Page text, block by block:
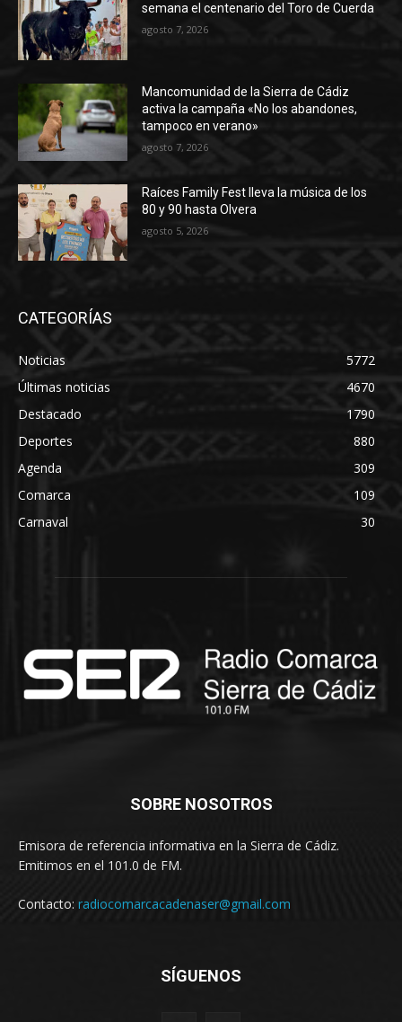
semana el centenario del Toro de Cuerda
agosto 7, 2026
Mancomunidad de la Sierra de Cádiz
activa la campaña «No los abandones,
tampoco en verano»
agosto 7, 2026
Raíces Family Fest lleva la música de los
80 y 90 hasta Olvera
agosto 5, 2026
CATEGORÍAS
Noticias
5772
Últimas noticias
4670
Destacado
1790
Deportes
880
Agenda
309
Comarca
109
Carnaval
30
SOBRE NOSOTROS
Emisora de referencia informativa en la Sierra de Cádiz.
Emitimos en el 101.0 de FM.
Contacto: radiocomarcacadenaser@gmail.com
SÍGUENOS